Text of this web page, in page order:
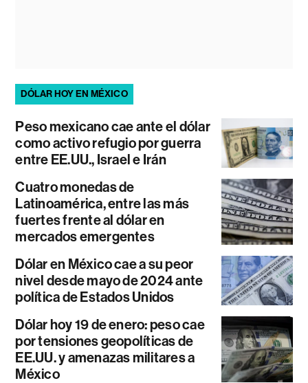
DÓLAR HOY EN MÉXICO
Peso mexicano cae ante el dólar
como activo refugio por guerra
entre EE.UU., Israel e Irán
Cuatro monedas de
Latinoamérica, entre las más
fuertes frente al dólar en
mercados emergentes
Dólar en México cae a su peor
nivel desde mayo de 2024 ante
política de Estados Unidos
Dólar hoy 19 de enero: peso cae
por tensiones geopolíticas de
EE.UU. y amenazas militares a
México